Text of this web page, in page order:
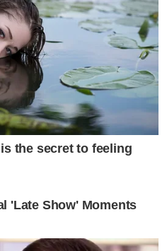
the secret to feeling
'Late Show' Moments